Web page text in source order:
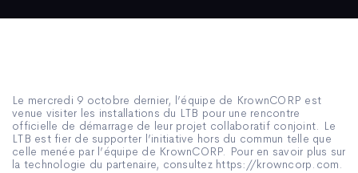
Le mercredi 9 octobre dernier, l’équipe de KrownCORP est
venue visiter les installations du LTB pour une rencontre
officielle de démarrage de leur projet collaboratif conjoint. Le
LTB est fier de supporter l’initiative hors du commun telle que
celle menée par l’équipe de KrownCORP. Pour en savoir plus sur
la technologie du partenaire, consultez https://krowncorp.com.